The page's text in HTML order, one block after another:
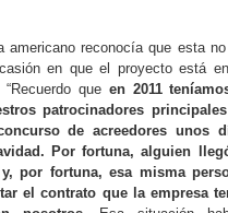
americano reconocía que esta
en que el proyecto está
que en 2011
patrocinadores principales
de acreedores unos
Por fortuna, alguien
y, por fortuna, esa misma
el contrato que la empresa